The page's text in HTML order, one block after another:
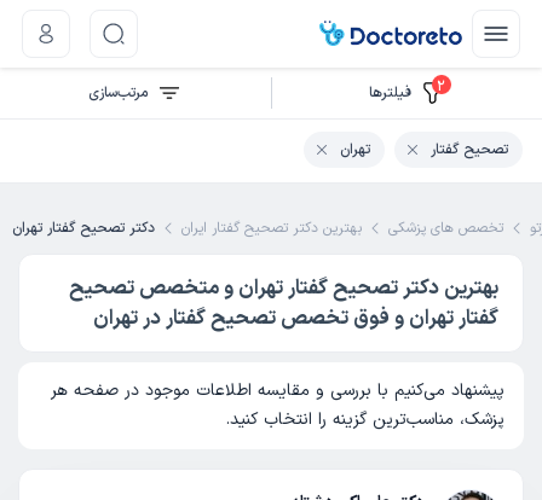
تخصص های پزشکی بهترین دکتر تصحیح گفتار ایران دکتر تصحیح گفتار تهران
بهترین دکتر تصحیح گفتار تهران و متخصص تصحیح
گفتار تهران و فوق تخصص تصحیح گفتار در تهران
پیشنهاد می‌کنیم با بررسی و مقایسه اطلاعات موجود در صفحه هر
پزشک، مناسب‌ترین گزینه را انتخاب کنید.
2 فیلتر‌ها مرتب‌سازی
تصحیح گفتار تهران